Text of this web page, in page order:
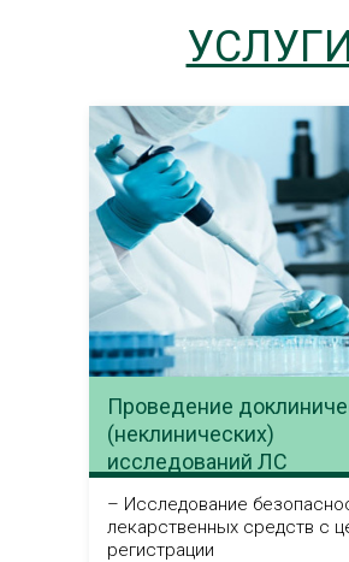
Проведение
(неклинических)
исследований ЛС
– Исследование
лекарственных средств с
регистрации